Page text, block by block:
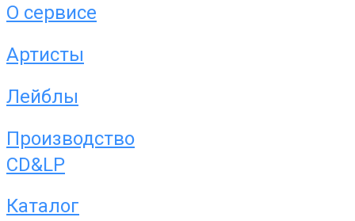
О сервисе
Артисты
Лейблы
Производство
CD&LP
Каталог